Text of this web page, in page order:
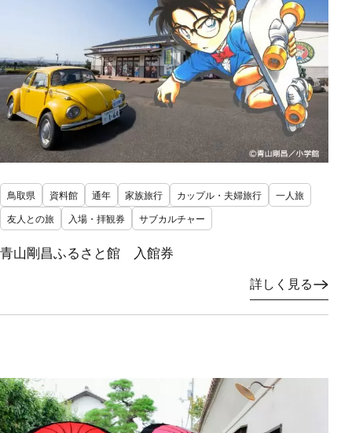
鳥取県 資料館 通年 家族旅行 カップル・夫婦旅行
一人旅
友人との旅
入場・拝観券 サブカルチャー
青山剛昌ふるさと館 入館券
詳しく見る